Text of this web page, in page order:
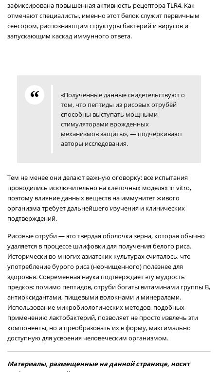
зафиксирована повышенная активность рецептора TLR4. Как
отмечают специалисты, именно этот белок служит первичным
сенсором, распознающим структуры бактерий и вирусов и
запускающим каскад иммунного ответа.
«Полученные данные свидетельствуют о
том, что пептиды из рисовых отрубей
способны выступать мощными
стимуляторами врожденных
механизмов защиты», — подчеркивают
авторы исследования.
Тем не менее они делают важную оговорку: все испытания
проводились исключительно на клеточных моделях in vitro,
поэтому влияние данных веществ на иммунитет живого
организма требует дальнейшего изучения и клинических
подтверждений.
Рисовые отруби — это твердая оболочка зерна, которая обычно
удаляется в процессе шлифовки для получения белого риса.
Исторически во многих азиатских культурах считалось, что
употребление бурого риса (неочищенного) полезнее для
здоровья. Современная наука подтверждает эту мудрость
предков: помимо пептидов, отруби богаты витаминами группы B,
антиоксидантами, пищевыми волокнами и минералами.
Использование микробиологических методов, подобных
применению лактобактерий, позволяет не просто извлечь эти
компоненты, но и преобразовать их в форму, максимально
доступную для усвоения человеческим организмом.
Материалы, размещенные на данной странице, носят